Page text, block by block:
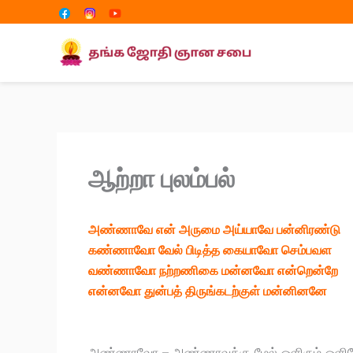
ஆற்றா புலம்பல்
அண்ணாவே என் அருமை அய்யாவே பன்னிரண்டு
கண்ணாவோ வேல் பிடித்த கையாவோ செம்பவள
வண்ணாவோ நற்றணிகை மன்னவோ என்றென்றே
என்னவோ துன்பத் திருங்கடற்குள் மன்னினனே